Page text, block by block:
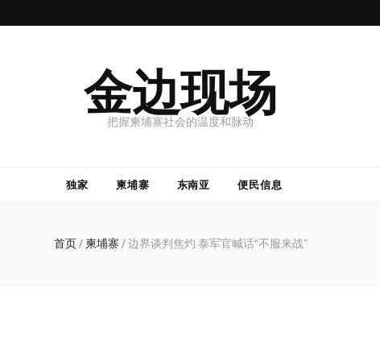
金边现场
把握柬埔寨社会的温度和脉动
独家 柬埔寨 东南亚 便民信息
首页/ 柬埔寨 /边界谈判焦灼 泰军官喊话“不服来战”